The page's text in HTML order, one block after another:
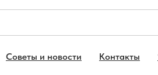
Советы и новости Контакты